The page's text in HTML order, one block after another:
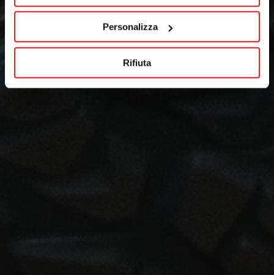
Personalizza
Rifiuta